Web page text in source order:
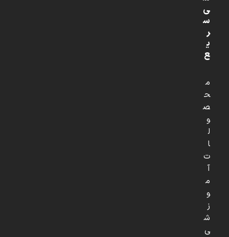
ی
س
ر
ی
ع
م
ح
ص
و
ل
ا
ت
آ
م
و
ز
ش
ی